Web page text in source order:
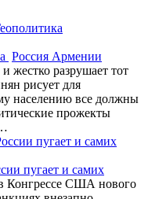
Россия Армении
жестко разрушает тот
рисует для
населению все должны
прожекты
пугает и самих
Конгрессе США нового